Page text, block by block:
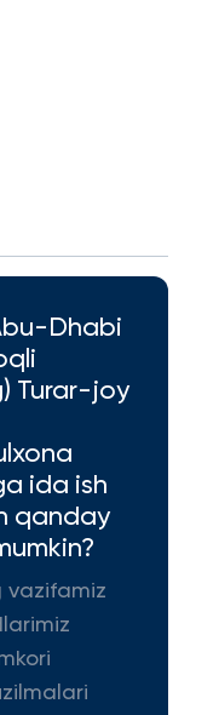
Dhabi
Turar-joy
ida ish
qanday
vazifamiz